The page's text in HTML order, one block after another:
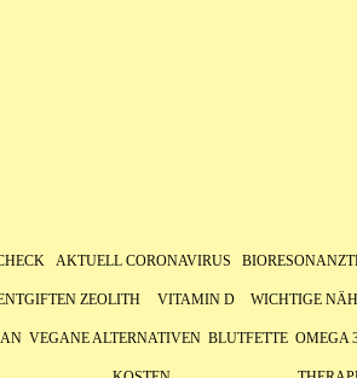
AKTUELL CORONAVIRUS
ZEOLITH VITAMIN D WICHTIGE
VEGANE ALTERNATIVEN BLUTFETTE OMEGA